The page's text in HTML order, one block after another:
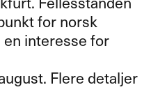
for norsk
interesse for
Flere detaljer